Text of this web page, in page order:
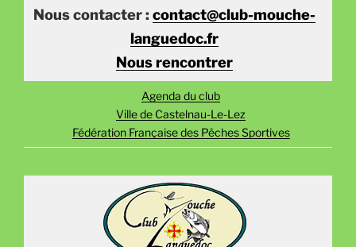
Nous contacter : contact@club-mouche-
languedoc.fr
Nous rencontrer
Agenda du club
Ville de Castelnau-Le-Lez
Fédération Française des Pêches Sportives